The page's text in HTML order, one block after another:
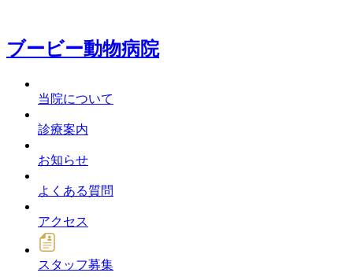
ブービー動物病院
当院について
診療案内
お知らせ
よくある質問
アクセス
スタッフ募集